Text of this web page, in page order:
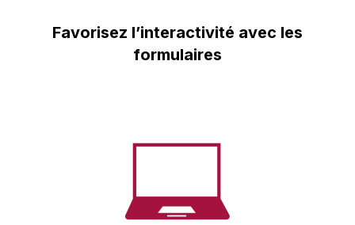
Favorisez l’interactivité avec les
formulaires